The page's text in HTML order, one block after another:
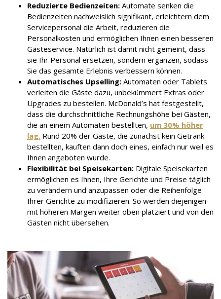
Reduzierte Bedienzeiten: Automate senken die
Bedienzeiten nachweislich signifikant, erleichtern dem
Servicepersonal die Arbeit, reduzieren die
Personalkosten und ermöglichen Ihnen einen besseren
Gästeservice. Natürlich ist damit nicht gemeint, dass
sie Ihr Personal ersetzen, sondern ergänzen, sodass
Sie das gesamte Erlebnis verbessern können.
Automatisches Upselling: Automaten oder Tablets
verleiten die Gäste dazu, unbekümmert Extras oder
Upgrades zu bestellen. McDonald’s hat festgestellt,
dass die durchschnittliche Rechnungshöhe bei Gästen,
die an einem Automaten bestellten, um 30% höher
lag. Rund 20% der Gäste, die zunächst kein Getränk
bestellten, kauften dann doch eines, einfach nur weil es
Ihnen angeboten wurde.
Flexibilität bei Speisekarten: Digitale Speisekarten
ermöglichen es Ihnen, Ihre Gerichte und Preise täglich
zu verändern und anzupassen oder die Reihenfolge
Ihrer Gerichte zu modifizieren. So werden diejenigen
mit höheren Margen weiter oben platziert und von den
Gästen nicht übersehen.